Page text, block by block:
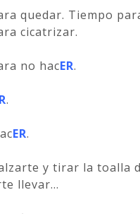
quedar. Tiempo
cicatrizar.
no hacER.
.
ER.
y tirar la toalla
llevar…